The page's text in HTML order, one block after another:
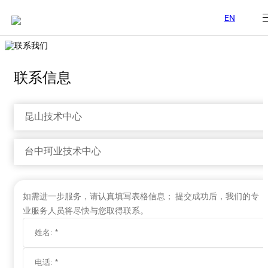
EN
联系信息
昆山技术中心
台中珂业技术中心
如需进一步服务，请认真填写表格信息； 提交成功后，我们的专
业服务人员将尽快与您取得联系。